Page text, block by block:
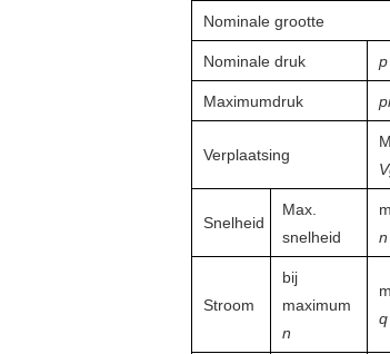
Nominale grootte
Nominale druk p
Maximumdruk
Verplaatsing
Snelheid
Max.
snelheid
n
Stroom
bij
maximum
n
q